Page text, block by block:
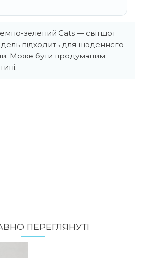
зелений Cats — світшот
підходить для щоденного
Може бути продуманим
ПЕРЕГЛЯНУТI